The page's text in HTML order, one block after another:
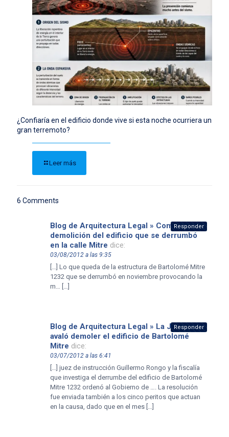
¿Confiaría en el edificio donde vive si esta noche ocurriera un
gran terremoto?
Leer más
6 Comments
Blog de Arquitectura Legal » Comienza la
demolición del edificio que se derrumbó
en la calle Mitre dice:
03/08/2012 a las 9:35
[…] Lo que queda de la estructura de Bartolomé Mitre
1232 que se derrumbó en noviembre provocando la
m… […]
Responder
Blog de Arquitectura Legal » La Justicia
avaló demoler el edificio de Bartolomé
Mitre dice:
03/07/2012 a las 6:41
[…] juez de instrucción Guillermo Rongo y la fiscalía
que investiga el derrumbe del edificio de Bartolomé
Mitre 1232 ordenó al Gobierno de …. La resolución
fue enviada también a los cinco peritos que actuan
en la causa, dado que en el mes […]
Responder